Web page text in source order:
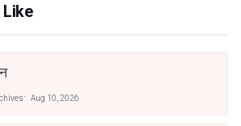
Aug 10, 2026